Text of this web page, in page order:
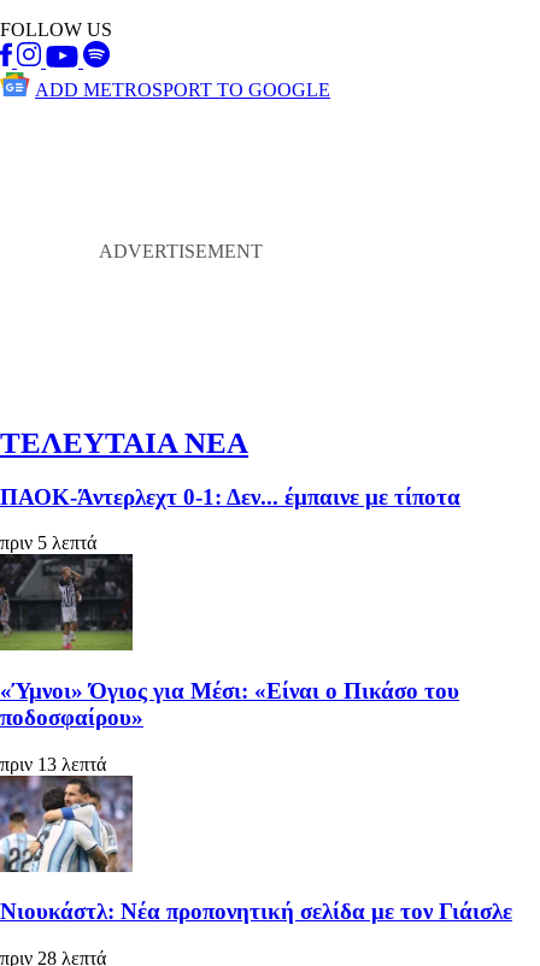
FOLLOW US
ADD METROSPORT TO GOOGLE
ΤΕΛΕΥΤΑΙΑ ΝΕΑ
ΠΑΟΚ-Άντερλεχτ 0-1: Δεν... έμπαινε με τίποτα
πριν 5 λεπτά
«Ύμνοι» Όγιος για Μέσι: «Είναι ο Πικάσο του
ποδοσφαίρου»
πριν 13 λεπτά
Νιουκάστλ: Νέα προπονητική σελίδα με τον Γιάισλε
πριν 28 λεπτά